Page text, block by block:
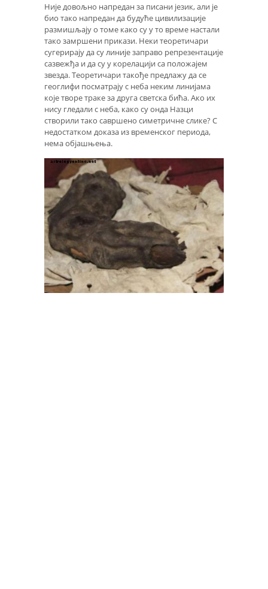
Није довољно напредан за писани језик, али је
био тако напредан да будуће цивилизације
размишљају о томе како су у то време настали
тако замршени прикази. Неки теоретичари
сугерирају да су линије заправо репрезентације
сазвежђа и да су у корелацији са положајем
звезда. Теоретичари такође предлажу да се
геоглифи посматрају с неба неким линијама
које творе траке за друга светска бића. Ако их
нису гледали с неба, како су онда Назци
створили тако савршено симетричне слике? С
недостатком доказа из временског периода,
нема објашњења.